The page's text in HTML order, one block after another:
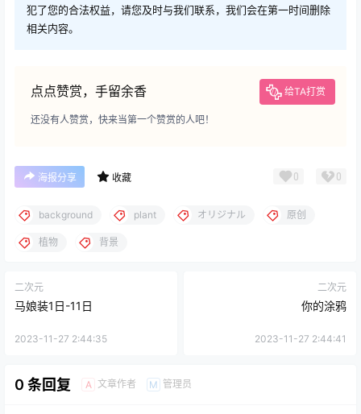
犯了您的合法权益，请您及时与我们联系，我们会在第一时间删除
相关内容。
点点赞赏，手留余香 给TA打赏
还没有人赞赏，快来当第一个赞赏的人吧！
海报分享 收藏 0 0
background plant オリジナル 原创
植物 背景
二次元
马娘装1日-11日
2023-11-27 2:44:35
二次元
你的涂鸦
2023-11-27 2:44:41
0 条回复 A 文章作者 M 管理员